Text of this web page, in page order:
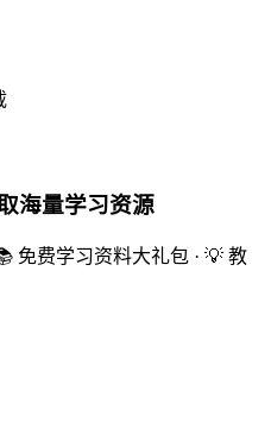
海量学习资源
免费学习资料大礼包 · 💡 教